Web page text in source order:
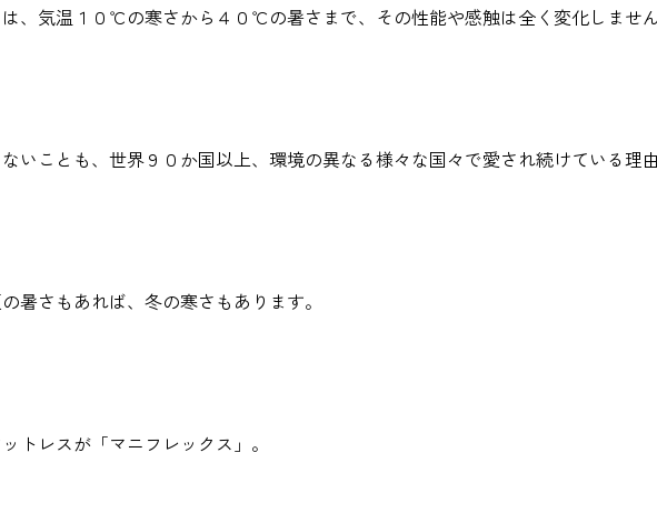
、気温１０℃の寒さから４０℃の暑さまで、その性能や感触は全く変化しません
いことも、世界９０か国以上、環境の異なる様々な国々で愛され続けている理
暑さもあれば、冬の寒さもあります。
トレスが「マニフレックス」。